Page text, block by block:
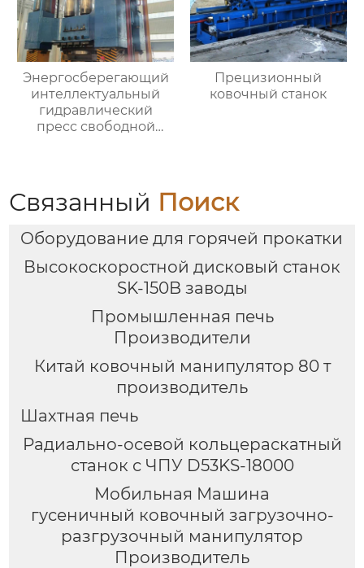
Энергосберегающий
интеллектуальный
гидравлический
пресс свободной
Прецизионный
ковочный станок
Связанный Поиск
Оборудование для горячей прокатки
Высокоскоростной дисковый станок
SK-150B заводы
Промышленная печь
Производители
Китай ковочный манипулятор 80 т
производитель
Шахтная печь
Радиально-осевой кольцераскатный
станок с ЧПУ D53KS-18000
Мобильная Машина
гусеничный ковочный загрузочно-
разгрузочный манипулятор
Производитель